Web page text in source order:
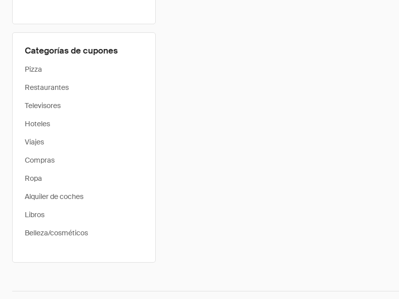
Categorías de cupones
Pizza
Restaurantes
Televisores
Hoteles
Viajes
Compras
Ropa
Alquiler de coches
Libros
Belleza/cosméticos